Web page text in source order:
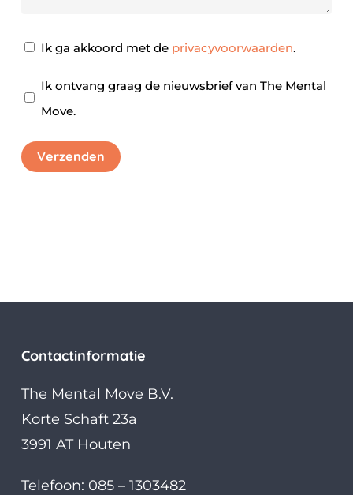
Privacy
Ik ga akkoord met de privacyvoorwaarden.
Nieuwsbrief
Ik ontvang graag de nieuwsbrief van The Mental
Move.
Verzenden
Contactinformatie
The Mental Move B.V.
Korte Schaft 23a
3991 AT Houten
Telefoon: 085 – 1303482